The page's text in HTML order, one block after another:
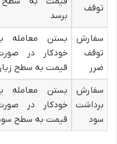
توقف
برسد
سفارش
توقف
ضرر
بستن معامله
خودکار در
قیمت به سطح
سفارش
برداشت
سود
بستن معامله
خودکار در
قیمت به سطح